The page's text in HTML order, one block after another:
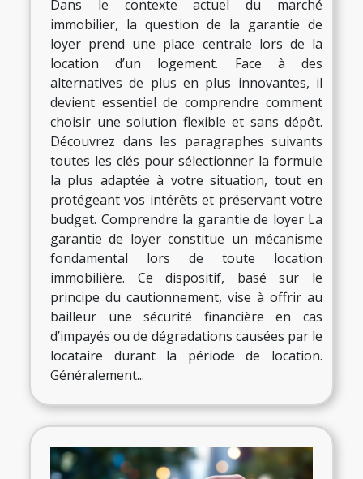
Dans le contexte actuel du marché
immobilier, la question de la garantie de
loyer prend une place centrale lors de la
location d’un logement. Face à des
alternatives de plus en plus innovantes, il
devient essentiel de comprendre comment
choisir une solution flexible et sans dépôt.
Découvrez dans les paragraphes suivants
toutes les clés pour sélectionner la formule
la plus adaptée à votre situation, tout en
protégeant vos intérêts et préservant votre
budget. Comprendre la garantie de loyer La
garantie de loyer constitue un mécanisme
fondamental lors de toute location
immobilière. Ce dispositif, basé sur le
principe du cautionnement, vise à offrir au
bailleur une sécurité financière en cas
d’impayés ou de dégradations causées par le
locataire durant la période de location.
Généralement...